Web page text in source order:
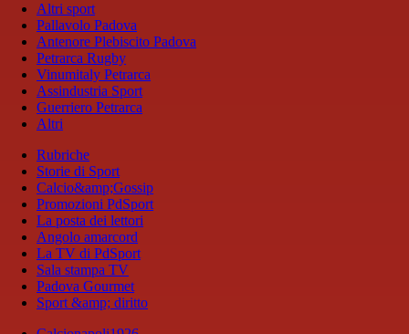
Altri sport
Pallavolo Padova
Antenore Plebiscito Padova
Petrarca Rugby
Vinumitaly Petrarca
Assindustria Sport
Guerriero Petrarca
Altri
Rubriche
Storie di Sport
Calcio&amp;Gossip
Promozioni PdSport
La posta dei lettori
Angolo amarcord
La TV di PdSport
Sala stampa TV
Padova Gourmet
Sport &amp; diritto